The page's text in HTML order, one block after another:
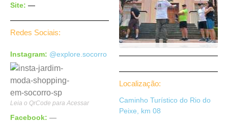
Site: —
Redes Sociais:
Instagram: @explore.socorro
Leia o QrCode para Acessar
Facebook: —
Localização:
Caminho Turístico do Rio do
Peixe, km 08